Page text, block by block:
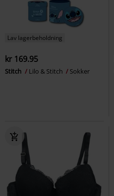
Lav lagerbeholdning
kr 169.95
Stitch Lilo & Stitch Sokker